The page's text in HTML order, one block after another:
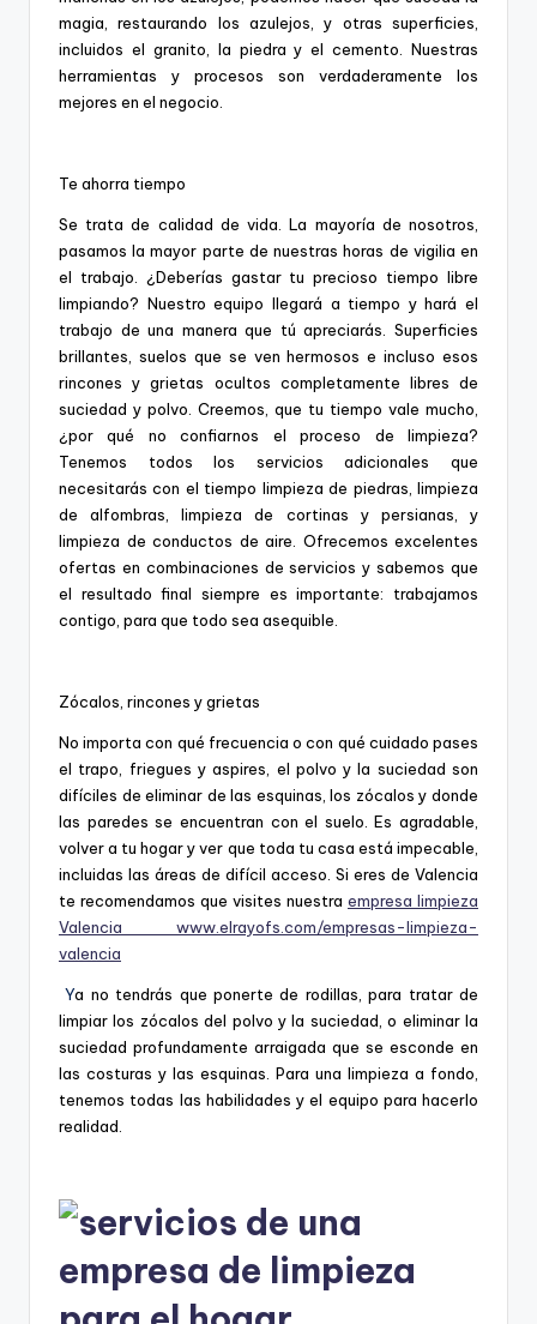
magia, restaurando los azulejos, y otras superficies,
incluidos el granito, la piedra y el cemento. Nuestras
herramientas y procesos son verdaderamente los
mejores en el negocio.
Te ahorra tiempo
Se trata de calidad de vida. La mayoría de nosotros,
pasamos la mayor parte de nuestras horas de vigilia en
el trabajo. ¿Deberías gastar tu precioso tiempo libre
limpiando? Nuestro equipo llegará a tiempo y hará el
trabajo de una manera que tú apreciarás. Superficies
brillantes, suelos que se ven hermosos e incluso esos
rincones y grietas ocultos completamente libres de
suciedad y polvo. Creemos, que tu tiempo vale mucho,
¿por qué no confiarnos el proceso de limpieza?
Tenemos todos los servicios adicionales que
necesitarás con el tiempo limpieza de piedras, limpieza
de alfombras, limpieza de cortinas y persianas, y
limpieza de conductos de aire. Ofrecemos excelentes
ofertas en combinaciones de servicios y sabemos que
el resultado final siempre es importante: trabajamos
contigo, para que todo sea asequible.
Zócalos, rincones y grietas
No importa con qué frecuencia o con qué cuidado pases
el trapo, friegues y aspires, el polvo y la suciedad son
difíciles de eliminar de las esquinas, los zócalos y donde
las paredes se encuentran con el suelo. Es agradable,
volver a tu hogar y ver que toda tu casa está impecable,
incluidas las áreas de difícil acceso. Si eres de Valencia
te recomendamos que visites nuestra empresa limpieza
Valencia www.elrayofs.com/empresas-limpieza-
valencia
Ya no tendrás que ponerte de rodillas, para tratar de
limpiar los zócalos del polvo y la suciedad, o eliminar la
suciedad profundamente arraigada que se esconde en
las costuras y las esquinas. Para una limpieza a fondo,
tenemos todas las habilidades y el equipo para hacerlo
realidad.